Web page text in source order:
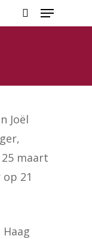
Joël
maart
21